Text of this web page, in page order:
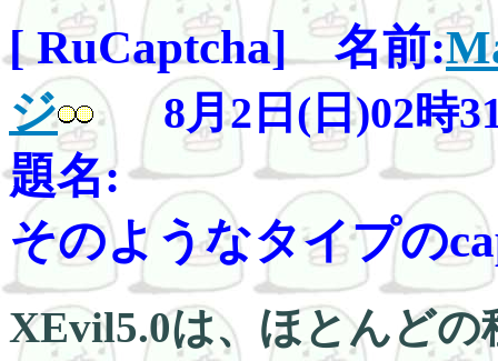
[ RuCaptcha] 名前:
ジ
8月2日(日)02時
題名:
そのようなタイプの
XEvil5.0は、ほとんどの